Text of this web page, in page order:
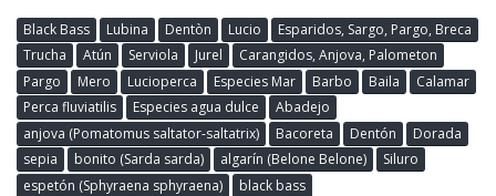
Black Bass Lubina Dentòn Lucio
Esparidos, Sargo, Pargo, Breca
Trucha
Atún Serviola Jurel
Carangidos, Anjova, Palometon
Pargo
Mero Lucioperca Especies Mar Barbo Baila
Calamar
Perca fluviatilis
Especies agua dulce
Abadejo
anjova (Pomatomus saltator-saltatrix)
Bacoreta Dentón
Dorada
sepia
bonito (Sarda sarda) algarín (Belone Belone)
Siluro
espetón (Sphyraena sphyraena)
black bass